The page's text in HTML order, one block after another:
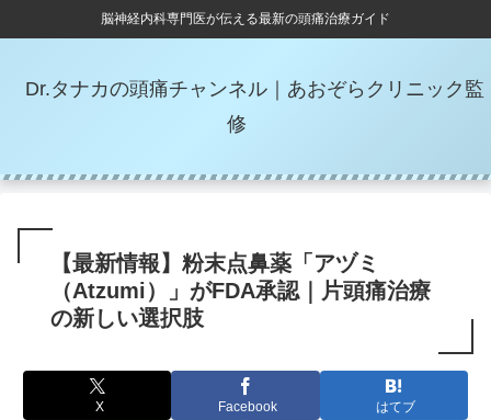
脳神経内科専門医が伝える最新の頭痛治療ガイド
Dr.タナカの頭痛チャンネル｜あおぞらクリニック監
修
【最新情報】粉末点鼻薬「アヅミ
（Atzumi）」がFDA承認｜片頭痛治療
の新しい選択肢
X Facebook はてブ